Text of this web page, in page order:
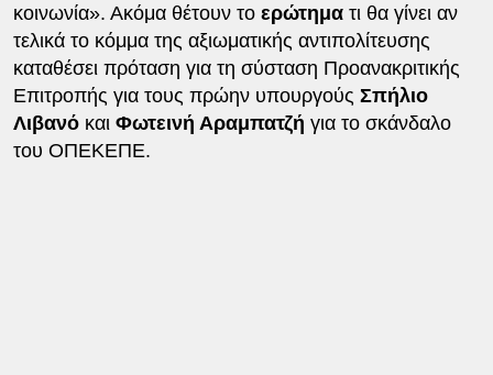
κοινωνία». Ακόμα θέτουν το ερώτηματι θα γίνει αν
τελικά το κόμμα της αξιωματικής αντιπολίτευσης
καταθέσει πρόταση για τη σύσταση Προανακριτικής
Επιτροπής για τους πρώην υπουργούς Σπήλιο
Λιβανόκαι Φωτεινή Αραμπατζή για το σκάνδαλο
του ΟΠΕΚΕΠΕ.